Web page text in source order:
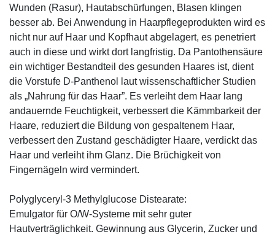
Wunden (Rasur), Hautabschürfungen, Blasen klingen
besser ab. Bei Anwendung in Haarpflegeprodukten wird es
nicht nur auf Haar und Kopfhaut abgelagert, es penetriert
auch in diese und wirkt dort langfristig. Da Pantothensäure
ein wichtiger Bestandteil des gesunden Haares ist, dient
die Vorstufe D-Panthenol laut wissenschaftlicher Studien
als „Nahrung für das Haar”. Es verleiht dem Haar lang
andauernde Feuchtigkeit, verbessert die Kämmbarkeit der
Haare, reduziert die Bildung von gespaltenem Haar,
verbessert den Zustand geschädigter Haare, verdickt das
Haar und verleiht ihm Glanz. Die Brüchigkeit von
Fingernägeln wird vermindert.
Polyglyceryl-3 Methylglucose Distearate:
Emulgator für O/W-Systeme mit sehr guter
Hautverträglichkeit. Gewinnung aus Glycerin, Zucker und